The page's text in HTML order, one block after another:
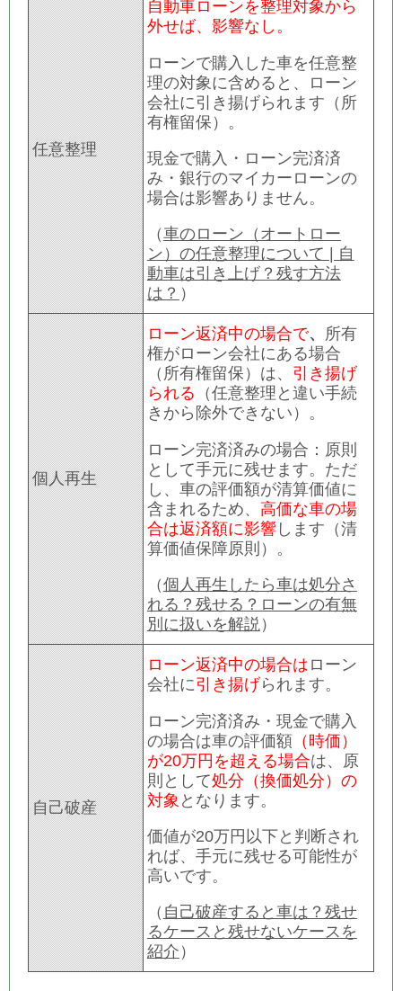
任意整理
自動車ローンを整理対象から
外せば、影響なし。
ローンで購入した車を任意整
理の対象に含めると、ローン
会社に引き揚げられます（所
有権留保）。
現金で購入・ローン完済済
み・銀行のマイカーローンの
場合は影響ありません。
（車のローン（オートロー
ン）の任意整理について | 自
動車は引き上げ？残す方法
は？ ）
個人再生
ローン返済中の場合で、 所有
権がローン会社にある場合
（所有権留保）は、 引き揚げ
られる （任意整理と違い手続
きから除外できない）。
ローン完済済みの場合：原則
として手元に残せます。ただ
し、車の評価額が清算価値に
含まれるため、 高価な車の場
合は返済額に影響します（清
算価値保障原則）。
（個人再生したら車は処分さ
れる？残せる？ローンの有無
別に扱いを解説 ）
自己破産
ローン返済中の場合はローン
会社に引き揚げられます。
ローン完済済み・現金で購入
の場合は車の評価額（時価）
が20万円を超える場合は、原
則として処分（換価処分）の
対象 となります。
価値が20万円以下と判断され
れば、手元に残せる可能性が
高いです。
（ 自己破産すると車は？残せ
るケースと残せないケースを
紹介）